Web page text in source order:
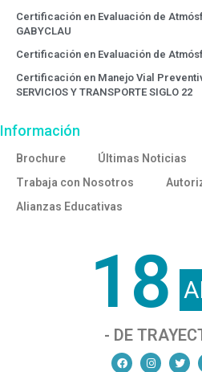
Certificación en Evaluación de
GABYCLAU
Certificación en Evaluación de
Certificación en Manejo Vial
SERVICIOS Y TRANSPORTE SIGLO 22
Información
Brochure
Últimas Noticias
Trabaja con Nosotros
Alianzas Educativas
18
- DE